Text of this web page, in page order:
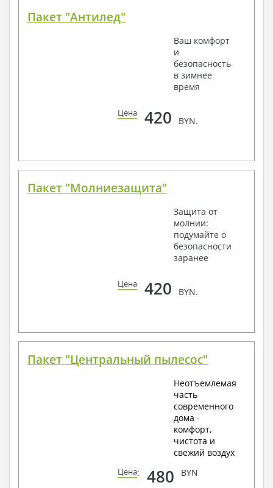
Пакет "Антилед"
Ваш комфорт
и
безопасность
в зимнее
время
Цена 420 BYN.
Пакет "Молниезащита"
Защита от
молнии:
подумайте о
безопасности
заранее
Цена 420 BYN.
Пакет "Центральный пылесос"
Неотъемлемая
часть
современного
дома -
комфорт,
чистота и
свежий воздух
Цена: 480 BYN